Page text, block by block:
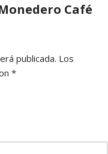
Café
publicada. Los
*